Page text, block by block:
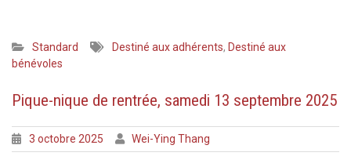
Standard Destiné aux adhérents, Destiné aux
bénévoles
Pique-nique de rentrée, samedi 13 septembre 2025
3 octobre 2025 Wei-Ying Thang